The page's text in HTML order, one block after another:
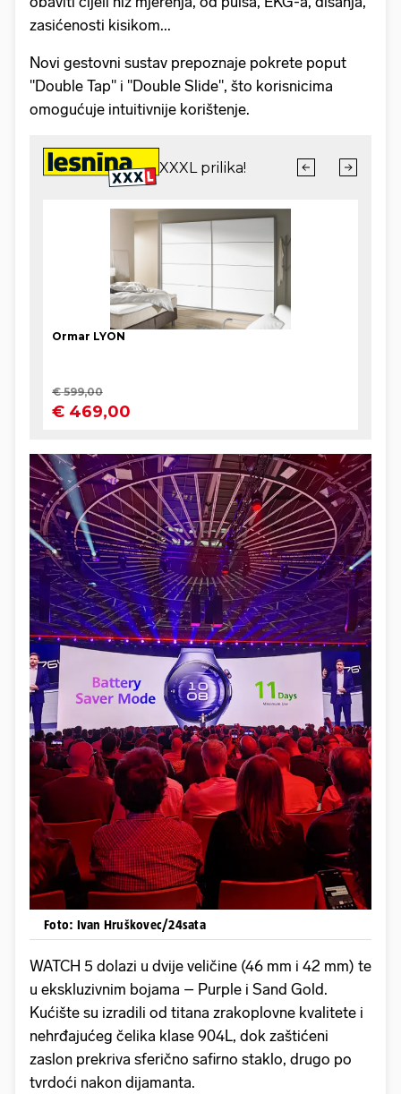
zasićenosti kisikom...
Novi gestovni sustav prepoznaje pokrete poput
"Double Tap" i "Double Slide", što korisnicima
omogućuje intuitivnije korištenje.
Foto: Ivan Hruškovec/24sata
WATCH 5 dolazi u dvije veličine (46 mm i 42 mm) te
u ekskluzivnim bojama – Purple i Sand Gold.
Kućište su izradili od titana zrakoplovne kvalitete i
nehrđajućeg čelika klase 904L, dok zaštićeni
zaslon prekriva sferično safirno staklo, drugo po
tvrdoći nakon dijamanta.